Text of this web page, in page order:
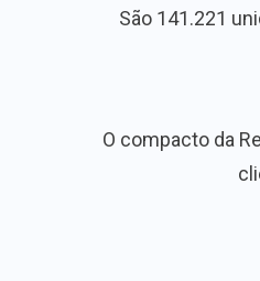
São 141.221
O compacto da